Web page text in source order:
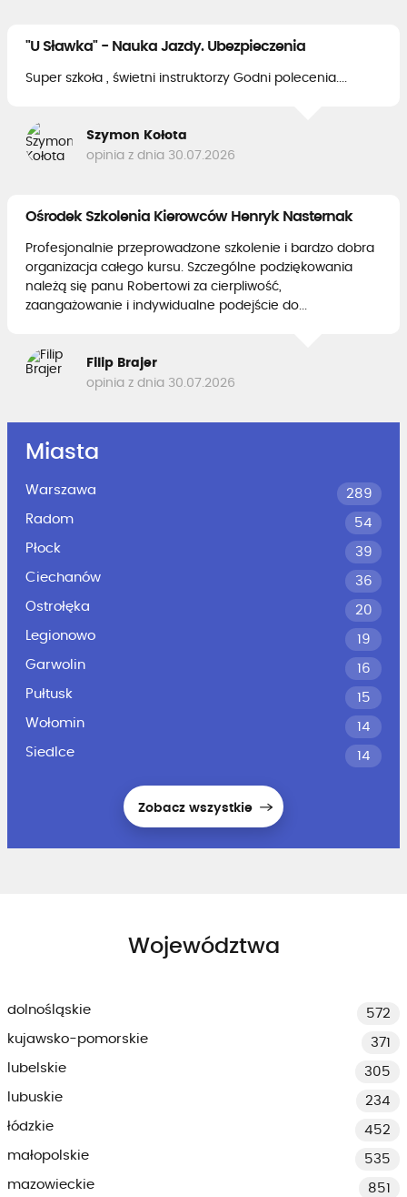
"U Sławka" - Nauka Jazdy. Ubezpieczenia
Super szkoła , świetni instruktorzy Godni polecenia....
Szymon Kołota
opinia z dnia 30.07.2026
Ośrodek Szkolenia Kierowców Henryk Nasternak
Profesjonalnie przeprowadzone szkolenie i bardzo dobra
organizacja całego kursu. Szczególne podziękowania
należą się panu Robertowi za cierpliwość,
zaangażowanie i indywidualne podejście do...
Filip Brajer
opinia z dnia 30.07.2026
Miasta
Warszawa
289
Radom
54
Płock
39
Ciechanów
36
Ostrołęka
20
Legionowo
19
Garwolin
16
Pułtusk
15
Wołomin
14
Siedlce
14
Zobacz wszystkie
Województwa
dolnośląskie
572
kujawsko-pomorskie
371
lubelskie
305
lubuskie
234
łódzkie
452
małopolskie
535
mazowieckie
851